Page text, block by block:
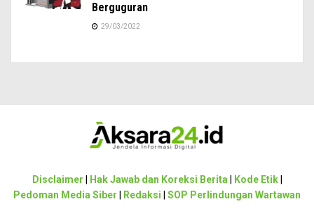
Berguguran
29/03/2022
Disclaimer Hak Jawab dan Koreksi Berita Kode Etik|
Pedoman Media Siber
Redaksi SOP Perlindungan Wartawan